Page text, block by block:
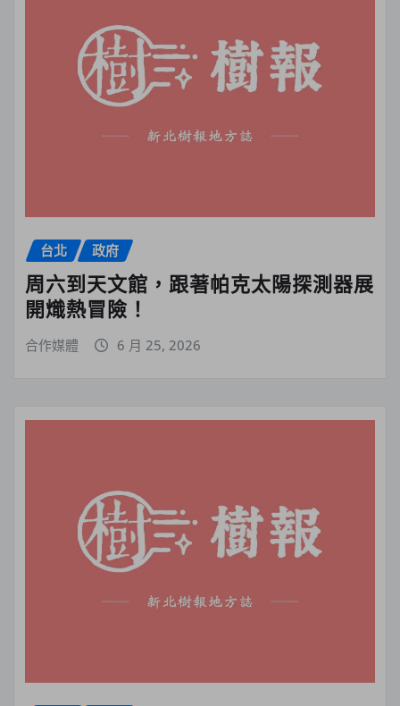
台北 政府
周六到天文館，跟著帕克太陽探測器展
開熾熱冒險！
合作媒體 6 月 25, 2026